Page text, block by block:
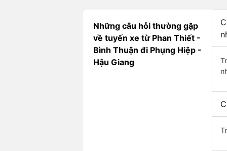
Những câu hỏi thường gặp
về tuyến xe từ Phan Thiết -
Bình Thuận đi Phụng Hiệp -
Hậu Giang